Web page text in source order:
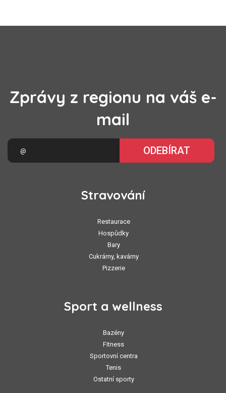
Zprávy z regionu na váš e-
mail
ODEBÍRAT
Stravování
Restaurace
Hospůdky
Bary
Cukrárny, kavárny
Pizzerie
Sport a wellness
Bazény
Fitness
Sportovní centra
Tenis
Ostatní sporty